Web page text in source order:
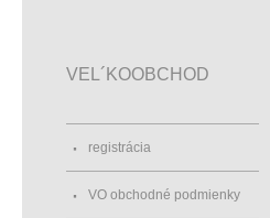
VEL´KOOBCHOD
registrácia
VO obchodné podmienky